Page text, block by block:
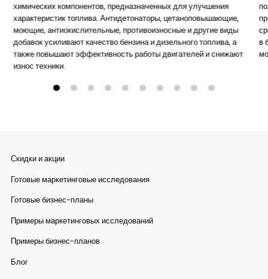
химических компонентов, предназначенных для улучшения
характеристик топлива. Антидетонаторы, цетаноповышающие,
моющие, антиокислительные, противоизносные и другие виды
добавок усиливают качество бензина и дизельного топлива, а
также повышают эффективность работы двигателей и снижают
износ техники.
в
Скидки и акции
Готовые маркетинговые исследования
Готовые бизнес-планы
Примеры маркетинговых исследований
Примеры бизнес-планов
Блог